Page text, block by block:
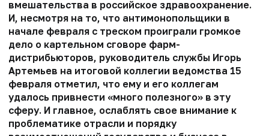
вмешательства в российское здравоохранение.
И, несмотря на то, что антимонопольщики в
начале февраля с треском проиграли громкое
дело о картельном сговоре фарм­
дистрибьюторов, руководитель службы Игорь
Артемьев на итоговой коллегии ведомства 15
февраля отметил, что ему и его коллегам
удалось привнести «много полезного» в эту
сферу. И главное, ослаблять свое внимание к
проблематике отрасли и порядку